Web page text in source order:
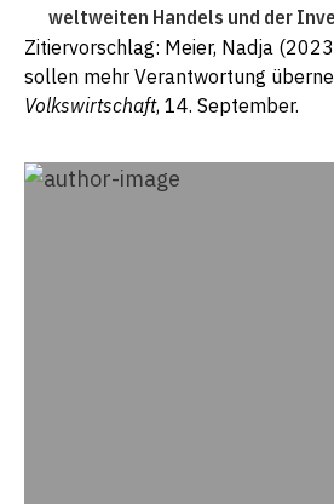
weltweiten Handels und der
Zitiervorschlag: Meier, Nadja
sollen mehr Verantwortung
Volkswirtschaft, 14. September.